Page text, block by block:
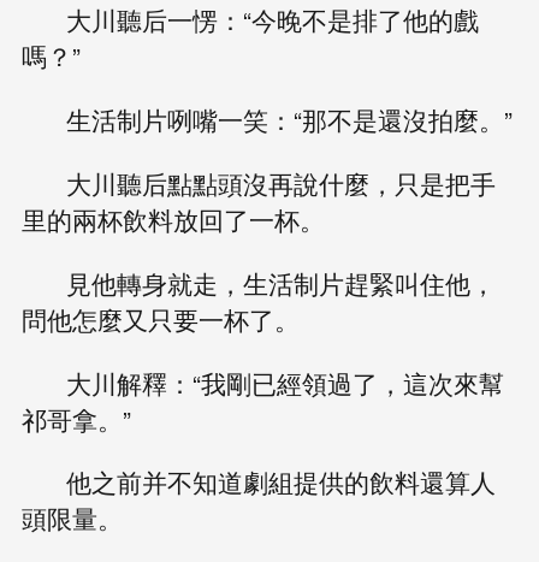
大川聽后一愣：“今晚不是排了他的戲
嗎？”
生活制片咧嘴一笑：“那不是還沒拍麼。”
大川聽后點點頭沒再說什麼，只是把手
里的兩杯飲料放回了一杯。
見他轉身就走，生活制片趕緊叫住他，
問他怎麼又只要一杯了。
大川解釋：“我剛已經領過了，這次來幫
祁哥拿。”
他之前并不知道劇組提供的飲料還算人
頭限量。